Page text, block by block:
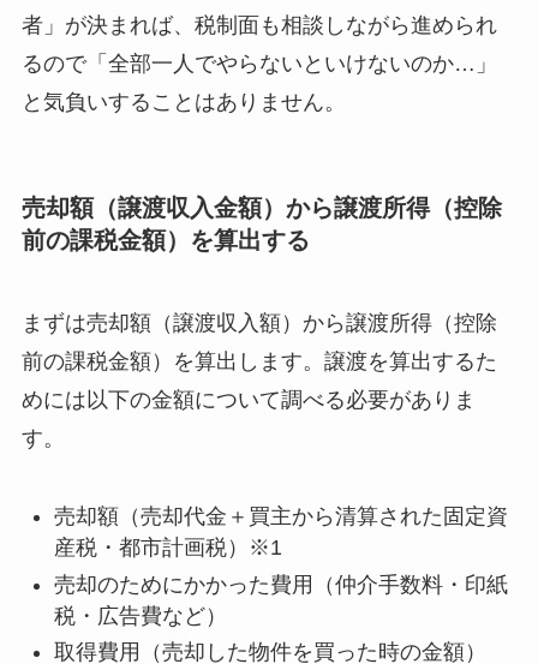
者」が決まれば、税制面も相談しながら進められ
るので「全部一人でやらないといけないのか…」
と気負いすることはありません。
売却額（譲渡収入金額）から譲渡所得（控除
前の課税金額）を算出する
まずは売却額（譲渡収入額）から譲渡所得（控除
前の課税金額）を算出します。譲渡を算出するた
めには以下の金額について調べる必要がありま
す。
売却額（売却代金＋買主から清算された固定資
産税・都市計画税）※1
売却のためにかかった費用（仲介手数料・印紙
税・広告費など）
取得費用（売却した物件を買った時の金額）